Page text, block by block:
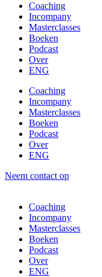
Coaching
Incompany
Masterclasses
Boeken
Podcast
Over
ENG
Coaching
Incompany
Masterclasses
Boeken
Podcast
Over
ENG
Neem contact op
Coaching
Incompany
Masterclasses
Boeken
Podcast
Over
ENG